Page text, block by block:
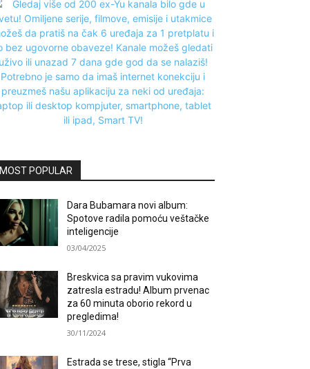
MOST POPULAR
Dara Bubamara novi album:
Spotove radila pomoću veštačke
inteligencije
03/04/2025
Breskvica sa pravim vukovima
zatresla estradu! Album prvenac
za 60 minuta oborio rekord u
pregledima!
30/11/2024
Estrada se trese, stigla “Prva